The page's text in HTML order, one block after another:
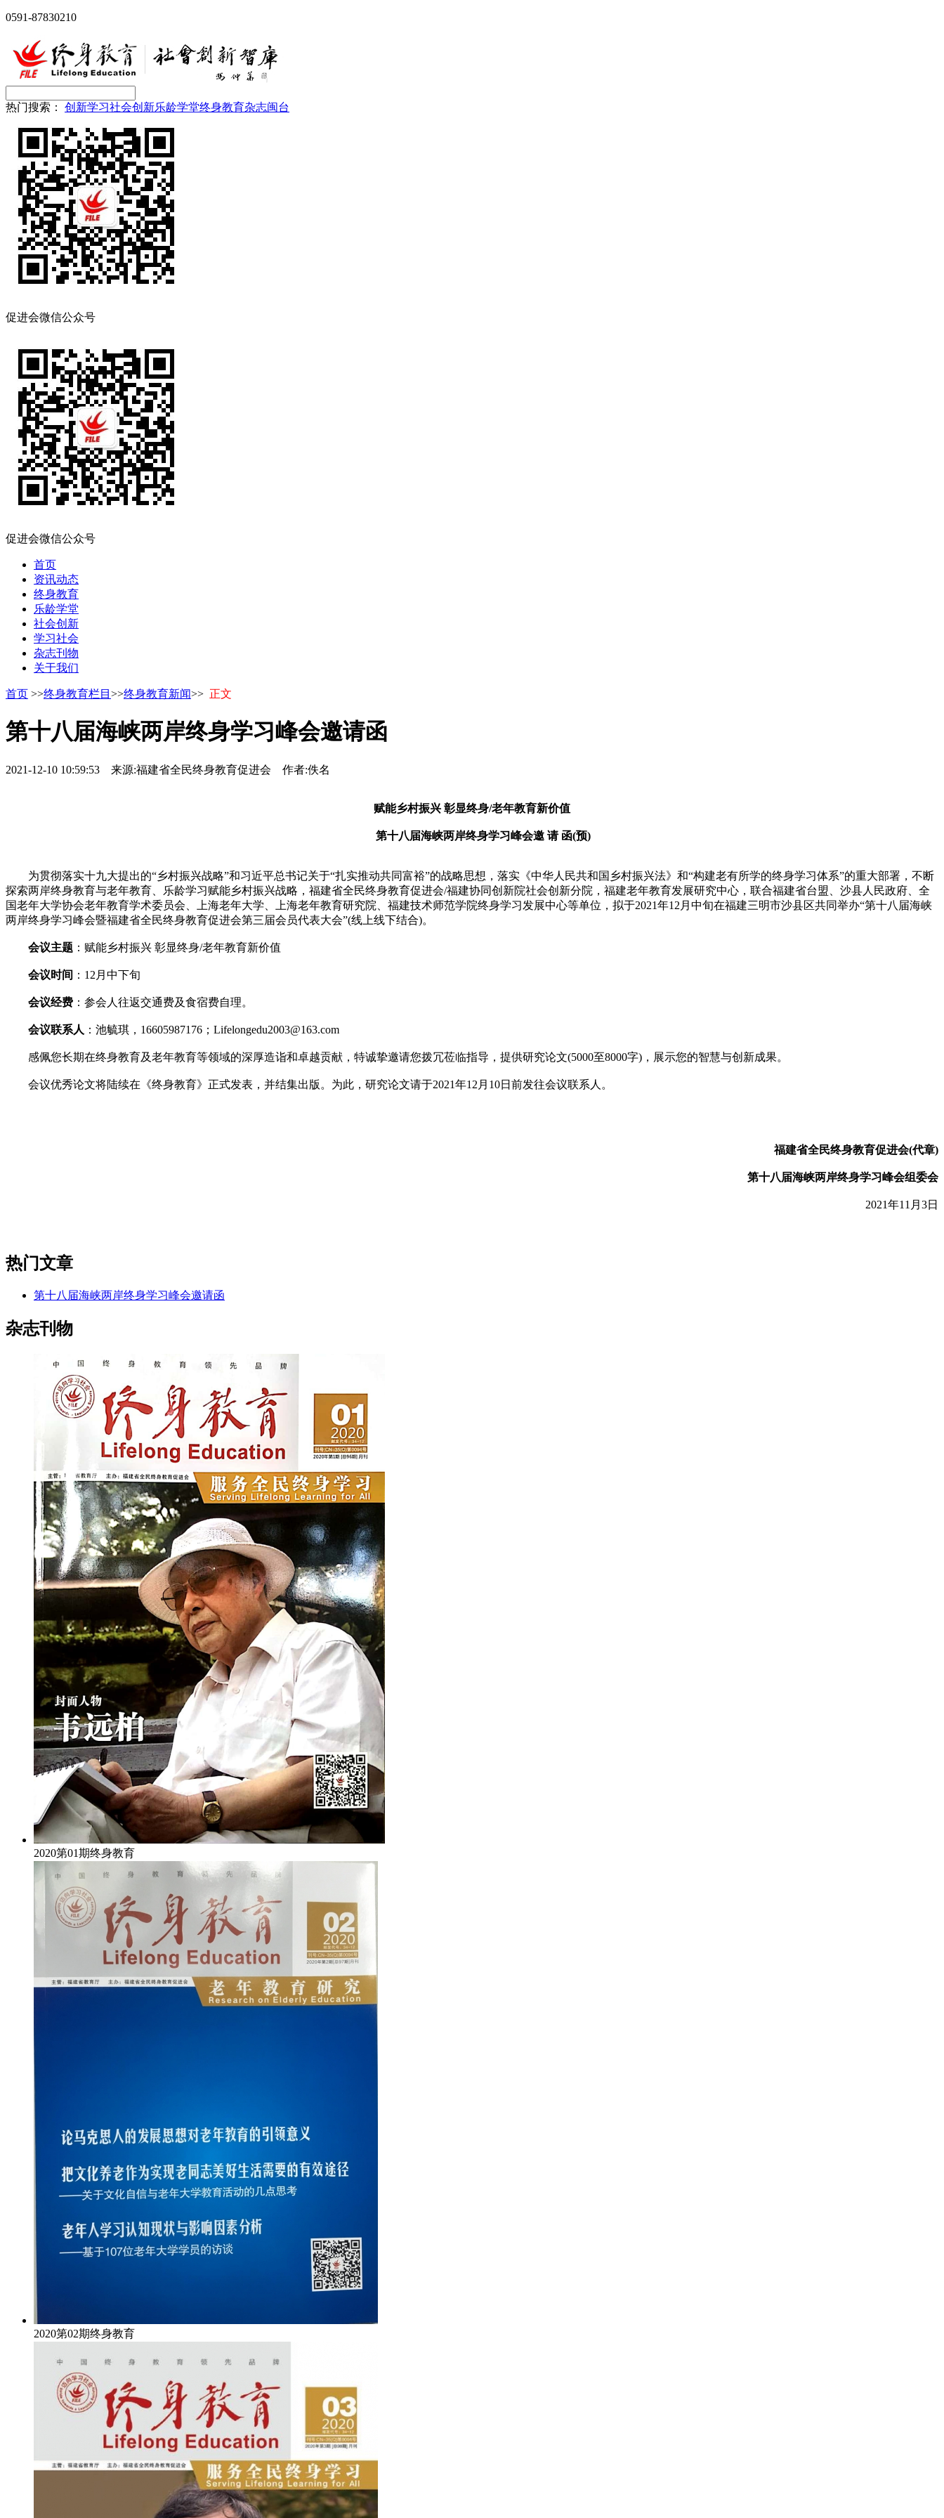
0591-87830210
热门搜索： 创新学习社会创新乐龄学堂终身教育杂志闽台
促进会微信公众号
促进会微信公众号
首页
资讯动态
终身教育
乐龄学堂
社会创新
学习社会
杂志刊物
关于我们
首页 >>终身教育栏目 >>终身教育新闻>> 正文
第十八届海峡两岸终身学习峰会邀请函
2021-12-10 10:59:53 来源:福建省全民终身教育促进会 作者:佚名
赋能乡村振兴 彰显终身/老年教育新价值
第十八届海峡两岸终身学习峰会邀 请 函(预)
为贯彻落实十九大提出的“乡村振兴战略”和习近平总书记关于“扎实推动共同富裕”的战略思想，落实《中华人民共和国乡村振兴法》和“构建老有所学的终身学习体系”的重大部署，不断
探索两岸终身教育与老年教育、乐龄学习赋能乡村振兴战略，福建省全民终身教育促进会/福建协同创新院社会创新分院，福建老年教育发展研究中心，联合福建省台盟、沙县人民政府、全
国老年大学协会老年教育学术委员会、上海老年大学、上海老年教育研究院、福建技术师范学院终身学习发展中心等单位，拟于2021年12月中旬在福建三明市沙县区共同举办“第十八届海峡
两岸终身学习峰会暨福建省全民终身教育促进会第三届会员代表大会”(线上线下结合)。
会议主题 ：赋能乡村振兴 彰显终身/老年教育新价值
会议时间 ：12月中下旬
会议经费 ：参会人往返交通费及食宿费自理。
会议联系人 ：池毓琪，16605987176；Lifelongedu2003@163.com
感佩您长期在终身教育及老年教育等领域的深厚造诣和卓越贡献，特诚挚邀请您拨冗莅临指导，提供研究论文(5000至8000字)，展示您的智慧与创新成果。
会议优秀论文将陆续在《终身教育》正式发表，并结集出版。为此，研究论文请于2021年12月10日前发往会议联系人。
福建省全民终身教育促进会(代章)
第十八届海峡两岸终身学习峰会组委会
2021年11月3日
热门文章
第十八届海峡两岸终身学习峰会邀请函
杂志刊物
2020第01期终身教育
2020第02期终身教育